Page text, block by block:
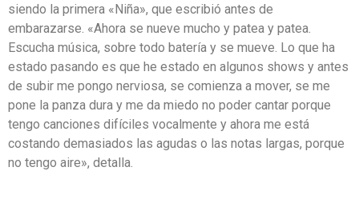
siendo la primera «Niña», que escribió antes de
embarazarse. «Ahora se nueve mucho y patea y patea.
Escucha música, sobre todo batería y se mueve. Lo que ha
estado pasando es que he estado en algunos shows y antes
de subir me pongo nerviosa, se comienza a mover, se me
pone la panza dura y me da miedo no poder cantar porque
tengo canciones difíciles vocalmente y ahora me está
costando demasiados las agudas o las notas largas, porque
no tengo aire», detalla.